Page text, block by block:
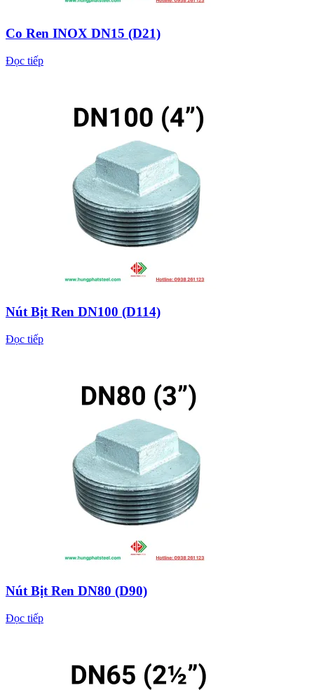
Co Ren INOX DN15 (D21)
Đọc tiếp
Nút Bịt Ren DN100 (D114)
Đọc tiếp
Nút Bịt Ren DN80 (D90)
Đọc tiếp